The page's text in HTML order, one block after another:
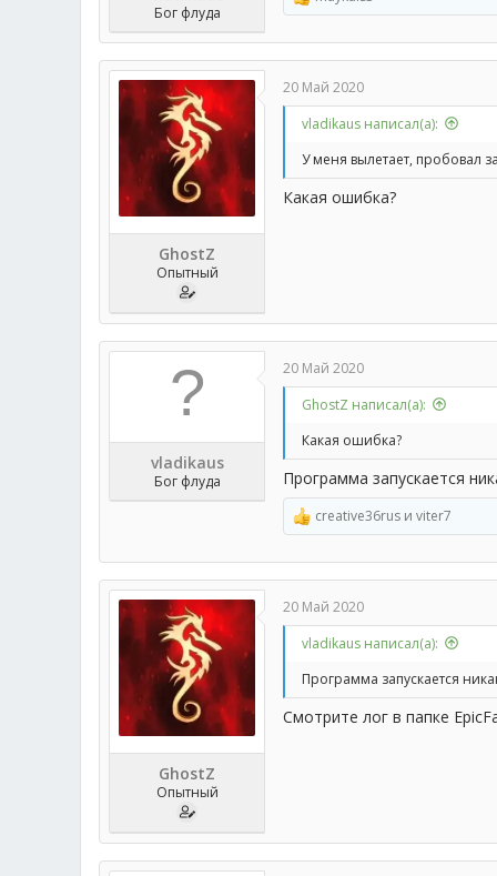
Бог флуда
е
а
к
и
и
GhostZ
Опытный
20 Май 2020
vladikaus написал(а):
У меня вылетает, пробовал
Какая ошибка?
vladikaus
Бог флуда
20 Май 2020
GhostZ написал(а):
Какая ошибка?
Программа запускается
Р
е
а
к
и
и
creative36rus и viter7
GhostZ
Опытный
20 Май 2020
vladikaus написал(а):
Программа запускается
Смотрите лог в папке